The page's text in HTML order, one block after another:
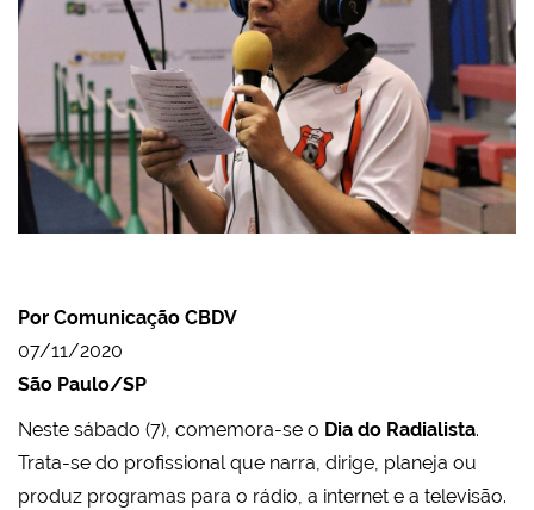
Por Comunicação CBDV
07/11/2020
São Paulo/SP
Neste sábado (7), comemora-se o Dia do Radialista.
Trata-se do profissional que narra, dirige, planeja ou
produz programas para o rádio, a internet e a televisão.